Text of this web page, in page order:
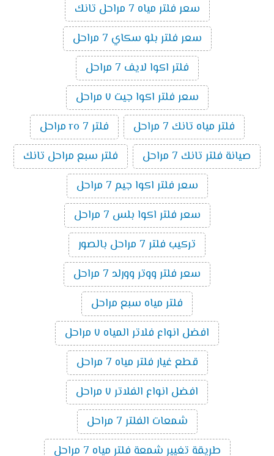
سعر فلتر مياه 7 مراحل تانك
سعر فلتر بلو سكاي 7 مراحل
فلتر اكوا لايف 7 مراحل
سعر فلتر اكوا جيت ٧ مراحل
فلتر مياه تانك 7 مراحل
فلتر ro 7 مراحل
صيانة فلتر تانك 7 مراحل
فلتر سبع مراحل تانك
سعر فلتر اكوا جيم 7 مراحل
سعر فلتر اكوا بلس 7 مراحل
تركيب فلتر 7 مراحل بالصور
سعر فلتر ووتر وورلد 7 مراحل
فلتر مياه سبع مراحل
افضل انواع فلاتر المياه ٧ مراحل
قطع غيار فلتر مياه 7 مراحل
افضل انواع الفلاتر ٧ مراحل
شمعات الفلتر 7 مراحل
طريقة تغيير شمعة فلتر مياه 7 مراحل